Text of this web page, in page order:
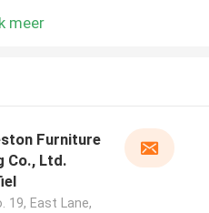
meer
Furniture
Co., Ltd.
19, East Lane,